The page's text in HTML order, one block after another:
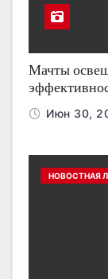
Мачты
Июн 30,
НОВОСТНАЯ